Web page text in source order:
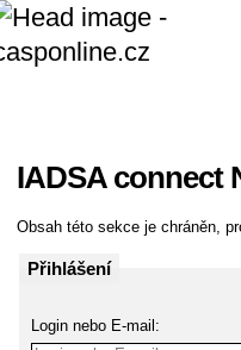
IADSA connect
Obsah této sekce je chráněn,
Přihlášení
Login nebo E-mail: